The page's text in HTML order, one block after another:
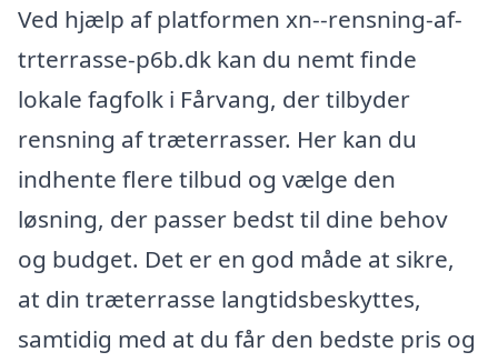
Ved hjælp af platformen xn--rensning-af-
trterrasse-p6b.dk kan du nemt finde
lokale fagfolk i Fårvang, der tilbyder
rensning af træterrasser. Her kan du
indhente flere tilbud og vælge den
løsning, der passer bedst til dine behov
og budget. Det er en god måde at sikre,
at din træterrasse langtidsbeskyttes,
samtidig med at du får den bedste pris og